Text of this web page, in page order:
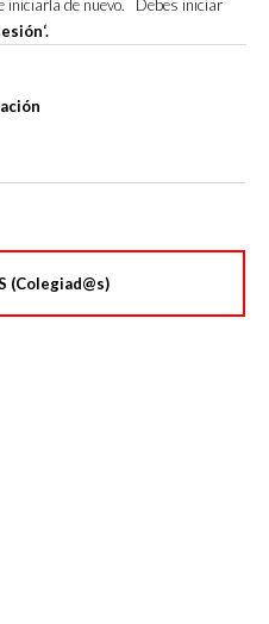
iniciarla de nuevo. Debes iniciar
(Colegiad@s)